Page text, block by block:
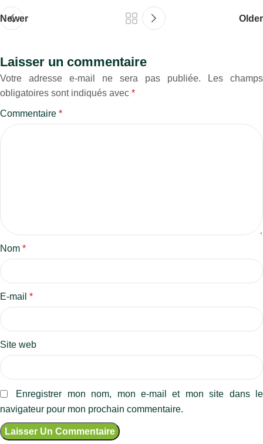
Newer Older
Laisser un commentaire
Votre adresse e-mail ne sera pas publiée.
Les champs
obligatoires sont indiqués avec *
Commentaire *
Nom *
E-mail *
Site web
Enregistrer mon nom, mon e-mail et mon site dans le
navigateur pour mon prochain commentaire.